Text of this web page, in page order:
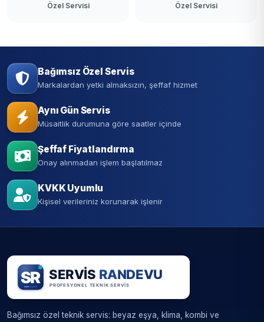
Özel Servisi Özel Servisi
Bağımsız Özel Servis
Markalardan yetki almaksızın, şeffaf hizmet
Aynı Gün Servis
Müsaitlik durumuna göre saatler içinde
Şeffaf Fiyatlandırma
Onay alınmadan işlem başlatılmaz
KVKK Uyumlu
Kişisel verileriniz korunarak işlenir
Bağımsız özel teknik servis: beyaz eşya, klima, kombi ve